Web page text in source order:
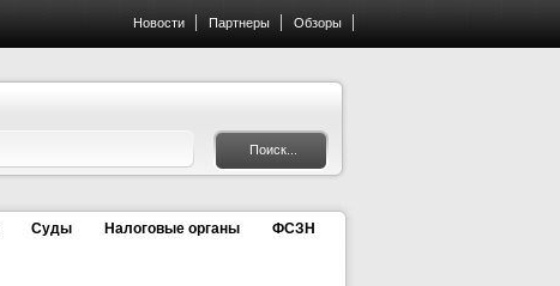
Новости Партнеры Обзоры
Суды Налоговые органы ФСЗН